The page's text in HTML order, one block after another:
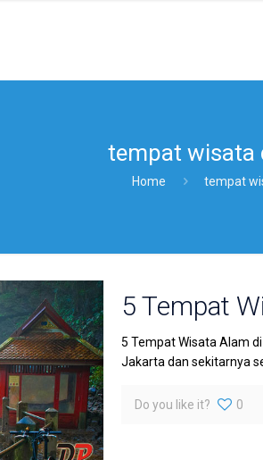
tempat wisata
Home tempat
5 Tempat
5 Tempat Wisata Alam
Jakarta dan sekitarnya
Do you like it? 0